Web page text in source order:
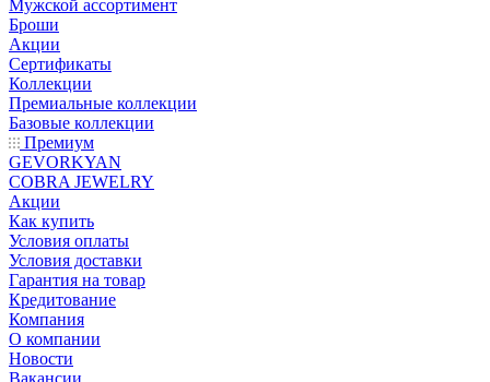
Мужской ассортимент
Броши
Акции
Сертификаты
Коллекции
Премиальные коллекции
Базовые коллекции
Премиум
GEVORKYAN
COBRA JEWELRY
Акции
Как купить
Условия оплаты
Условия доставки
Гарантия на товар
Кредитование
Компания
О компании
Новости
Вакансии